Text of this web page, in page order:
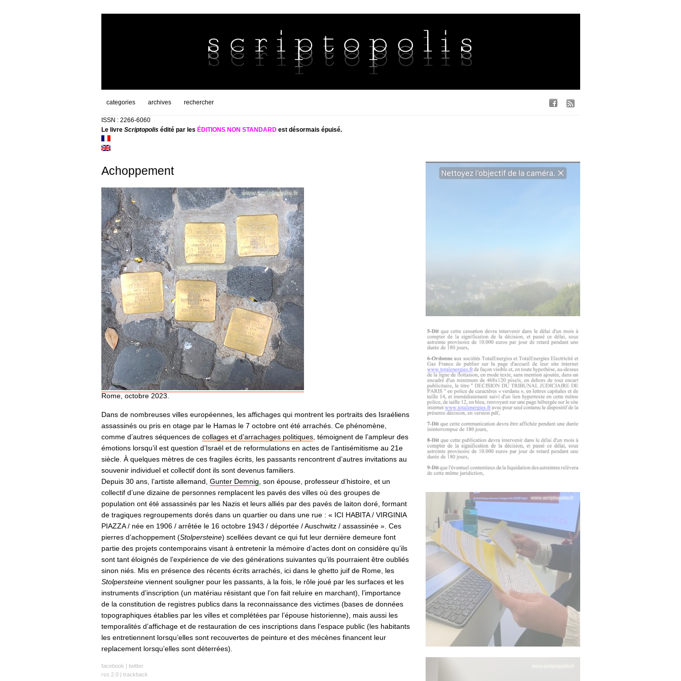
categories archives rechercher
ISSN : 2266-6060
Le livre Scriptopolisédité par les ÉDITIONS NON STANDARDest désormais épuisé.
Achoppement
Rome, octobre 2023.
Dans de nombreuses villes européennes, les affichages qui montrent les portraits des Israéliens
assassinés ou pris en otage par le Hamas le 7 octobre ont été arrachés. Ce phénomène,
comme d’autres séquences de collages et d’arrachages politiques, témoignent de l’ampleur des
émotions lorsqu’il est question d’Israël et de reformulations en actes de l’antisémitisme au 21e
siècle. À quelques mètres de ces fragiles écrits, les passants rencontrent d’autres invitations au
souvenir individuel et collectif dont ils sont devenus familiers.
Depuis 30 ans, l’artiste allemand, Gunter Demnig , son épouse, professeur d’histoire, et un
collectif d’une dizaine de personnes remplacent les pavés des villes où des groupes de
population ont été assassinés par les Nazis et leurs alliés par des pavés de laiton doré, formant
de tragiques regroupements dorés dans un quartier ou dans une rue : « ICI HABITA / VIRGINIA
PIAZZA / née en 1906 / arrêtée le 16 octobre 1943 / déportée / Auschwitz / assassinée ». Ces
pierres d’achoppement (Stolpersteine) scellées devant ce qui fut leur dernière demeure font
partie des projets contemporains visant à entretenir la mémoire d’actes dont on considère qu’ils
sont tant éloignés de l’expérience de vie des générations suivantes qu’ils pourraient être oubliés
sinon niés. Mis en présence des récents écrits arrachés, ici dans le ghetto juif de Rome, les
Stolpersteineviennent souligner pour les passants, à la fois, le rôle joué par les surfaces et les
instruments d’inscription (un matériau résistant que l’on fait reluire en marchant), l’importance
de la constitution de registres publics dans la reconnaissance des victimes (bases de données
topographiques établies par les villes et complétées par l’épouse historienne), mais aussi les
temporalités d’affichage et de restauration de ces inscriptions dans l’espace public (les habitants
les entretiennent lorsqu’elles sont recouvertes de peinture et des mécènes financent leur
replacement lorsqu’elles sont déterrées).
facebook | twitter
rss 2.0| trackback